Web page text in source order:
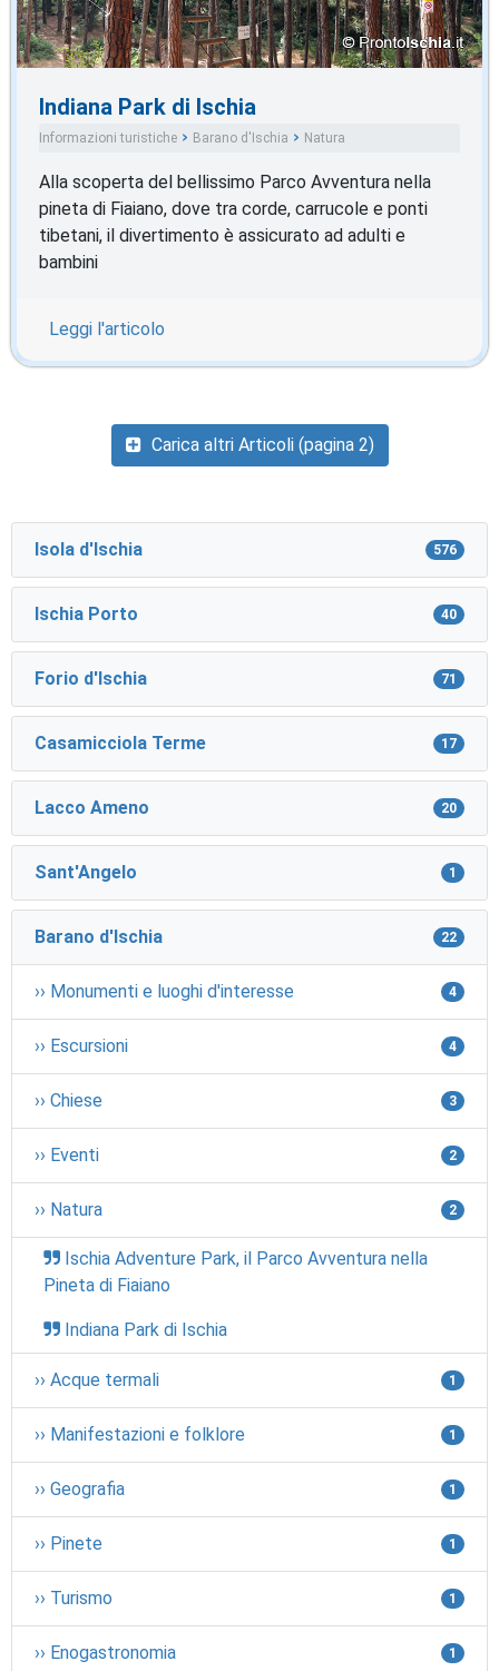
Indiana Park di Ischia
Informazioni turistiche Barano d'Ischia Natura
Alla scoperta del bellissimo Parco Avventura nella
pineta di Fiaiano, dove tra corde, carrucole e ponti
tibetani, il divertimento è assicurato ad adulti e
bambini
Leggi l'articolo
Carica altri Articoli (pagina 2)
Isola d'Ischia 576
Ischia Porto 40
Forio d'Ischia 71
Casamicciola Terme 17
Lacco Ameno 20
Sant'Angelo 1
Barano d'Ischia 22
›› Monumenti e luoghi d'interesse 4
›› Escursioni 4
›› Chiese 3
›› Eventi 2
›› Natura 2
Ischia Adventure Park, il Parco Avventura nella
Pineta di Fiaiano
Indiana Park di Ischia
›› Acque termali 1
›› Manifestazioni e folklore 1
›› Geografia 1
›› Pinete 1
›› Turismo 1
›› Enogastronomia 1